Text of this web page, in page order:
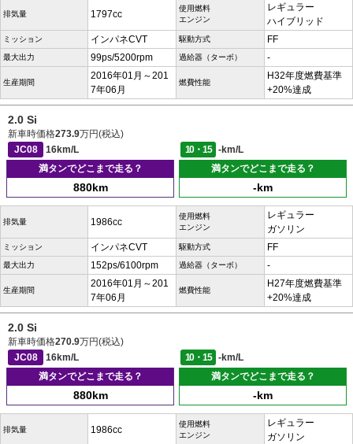
排気量 1797cc
使用燃料
エンジン
レギュラー
ハイブリッド
ミッション インパネCVT 駆動方式 FF
最大出力 99ps/5200rpm 過給器（ターボ） -
生産期間
2016年01月～201
7年06月
燃費性能
H32年度燃費基準
+20%達成
2.0 Si
新車時価格273.9万円(税込)
JC08
16km/L 10・15
-km/L
満タンでどこまで走る？
880km
満タンでどこまで走る？
-km
排気量 1986cc
使用燃料
エンジン
レギュラー
ガソリン
ミッション インパネCVT 駆動方式 FF
最大出力 152ps/6100rpm 過給器（ターボ） -
生産期間
2016年01月～201
7年06月
燃費性能
H27年度燃費基準
+20%達成
2.0 Si
新車時価格270.9万円(税込)
JC08
16km/L 10・15
-km/L
満タンでどこまで走る？
880km
満タンでどこまで走る？
-km
排気量 1986cc
使用燃料
エンジン
レギュラー
ガソリン